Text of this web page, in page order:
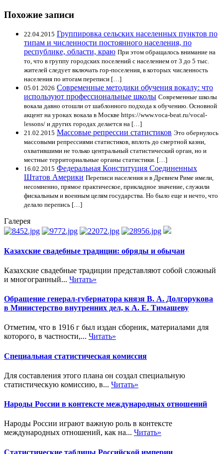
Похожие записи
22.04.2015 Группировка сельских населенных пунктов по
типам и численности постоянного населения, по
республике, области, краю При этом обращалось внимание на
то, что в группу городских поселений с населением от 3 до 5 тыс.
жителей следует включать гор-поселения, в которых численность
населения по итогам переписи […]
05.01.2026 Современные методики обучения вокалу: что
используют профессиональные школы Современные школы
вокала давно отошли от шаблонного подхода к обучению. Основной
акцент на уроках вокала в Москве https://www.voca-beat.ru/vocal-
lessons/ и других городах делается на […]
21.02.2015 Массовые репрессии статистиков Это обернулось
массовыми репрессиями статистиков, вплоть до смертной казни,
охватившими не только центральный статистический орган, но и
местные территориальные органы статистики. […]
16.02.2015 Федеральная Конституция Соединенных
Штатов Америки Переписи населения и в Древнем Риме имели,
несомненно, прямое практическое, прикладное значение, служили
фискальным и военным целям государства. Но было еще и нечто, что
делало перепись […]
Галерея
Казахские свадебные традиции: обряды и обычаи
Казахские свадебные традиции представляют собой сложный
и многогранный... Читать»
Обращение генерал-губернатора князя В. А. Долгорукова
в Министерство внутренних дел, к А. Е. Тимашеву
Отметим, что в 1916 г был издан сборник, материалами для
которого, в частности,... Читать»
Специальная статистическая комиссия
Для составления этого плана он создал специальную
статистическую комиссию, в... Читать»
Народы России в контексте международных отношений
Народы России играют важную роль в контексте
международных отношений, как на... Читать»
Статистические таблицы Российской империи